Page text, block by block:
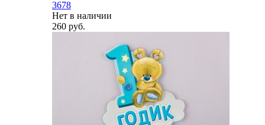
3678
Нет в наличии
260 руб.